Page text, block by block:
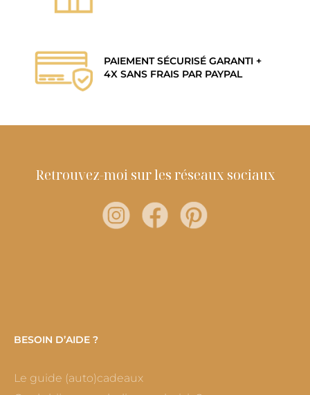
PAIEMENT SÉCURISÉ GARANTI +
4X SANS FRAIS PAR PAYPAL
Retrouvez-moi sur les réseaux sociaux
BESOIN D’AIDE ?
Le guide (auto)cadeaux